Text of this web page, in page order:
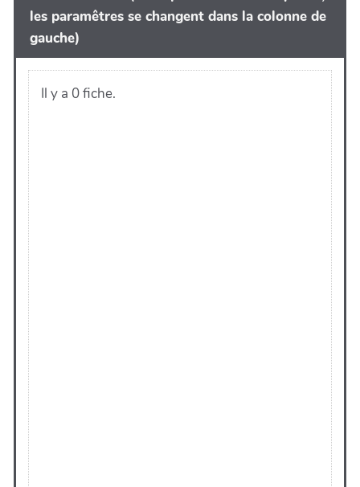
les paramêtres se changent dans la colonne de
gauche)